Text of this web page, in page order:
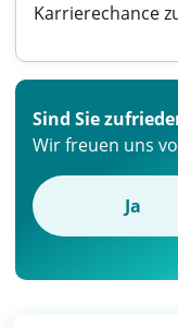
Karrierechance
Sind Sie
Wir freuen uns
Ja